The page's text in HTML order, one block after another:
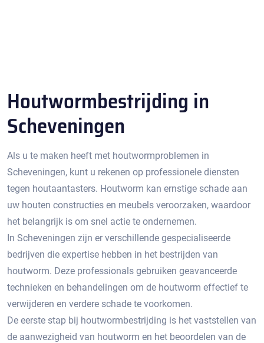
Houtwormbestrijding in
Scheveningen
Als u te maken heeft met houtwormproblemen in
Scheveningen, kunt u rekenen op professionele diensten
tegen houtaantasters.​ Houtworm kan ernstige schade aan
uw houten constructies en meubels veroorzaken, waardoor
het belangrijk is om snel actie te ondernemen.​
In Scheveningen zijn er verschillende gespecialiseerde
bedrijven die expertise hebben in het bestrijden van
houtworm. Deze professionals gebruiken geavanceerde
technieken en behandelingen om de houtworm effectief te
verwijderen en verdere schade te voorkomen.​
De eerste stap bij houtwormbestrijding is het vaststellen van
de aanwezigheid van houtworm en het beoordelen van de